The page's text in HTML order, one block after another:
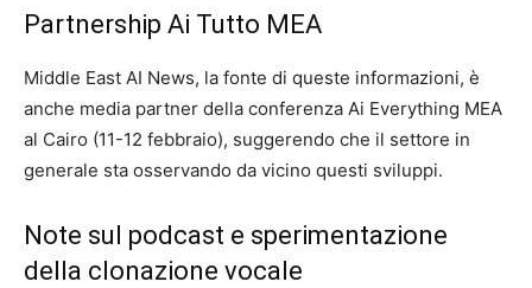
Partnership Ai Tutto MEA
Middle East AI News, la fonte di queste informazioni, è
anche media partner della conferenza Ai Everything MEA
al Cairo (11-12 febbraio), suggerendo che il settore in
generale sta osservando da vicino questi sviluppi.
Note sul podcast e sperimentazione
della clonazione vocale